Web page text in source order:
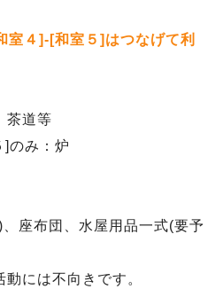
４]-[和室５]はつなげて利
茶道等
]のみ：炉
座布団、水屋用品一式(要予
には不向きです。